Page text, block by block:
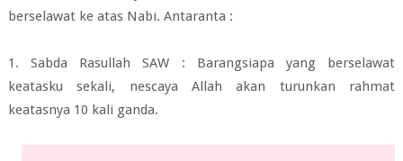
berselawat ke atas Nabi. Antaranta :
1. Sabda Rasullah SAW : Barangsiapa yang berselawat
keatasku sekali, nescaya Allah akan turunkan rahmat
keatasnya 10 kali ganda.